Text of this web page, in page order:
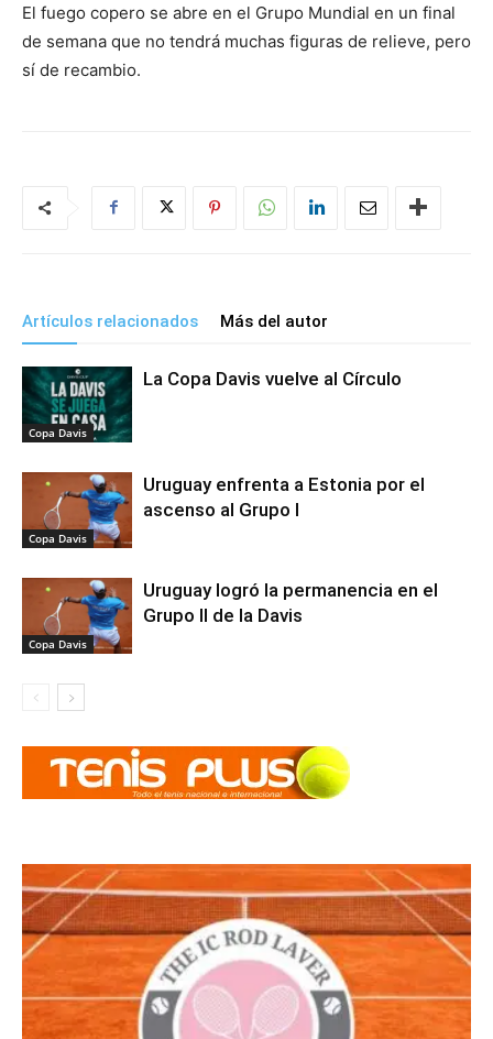
El fuego copero se abre en el Grupo Mundial en un final
de semana que no tendrá muchas figuras de relieve, pero
sí de recambio.
Artículos relacionados Más del autor
Copa Davis
La Copa Davis vuelve al Círculo
Copa Davis
Uruguay enfrenta a Estonia por el
ascenso al Grupo I
Copa Davis
Uruguay logró la permanencia en el
Grupo II de la Davis